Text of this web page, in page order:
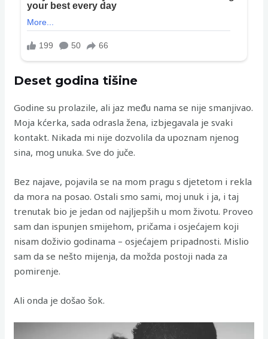
Deset godina tišine
Godine su prolazile, ali jaz među nama se nije smanjivao.
Moja kćerka, sada odrasla žena, izbjegavala je svaki
kontakt. Nikada mi nije dozvolila da upoznam njenog
sina, mog unuka. Sve do juče.
Bez najave, pojavila se na mom pragu s djetetom i rekla
da mora na posao. Ostali smo sami, moj unuk i ja, i taj
trenutak bio je jedan od najljepših u mom životu. Proveo
sam dan ispunjen smijehom, pričama i osjećajem koji
nisam doživio godinama – osjećajem pripadnosti. Mislio
sam da se nešto mijenja, da možda postoji nada za
pomirenje.
Ali onda je došao šok.